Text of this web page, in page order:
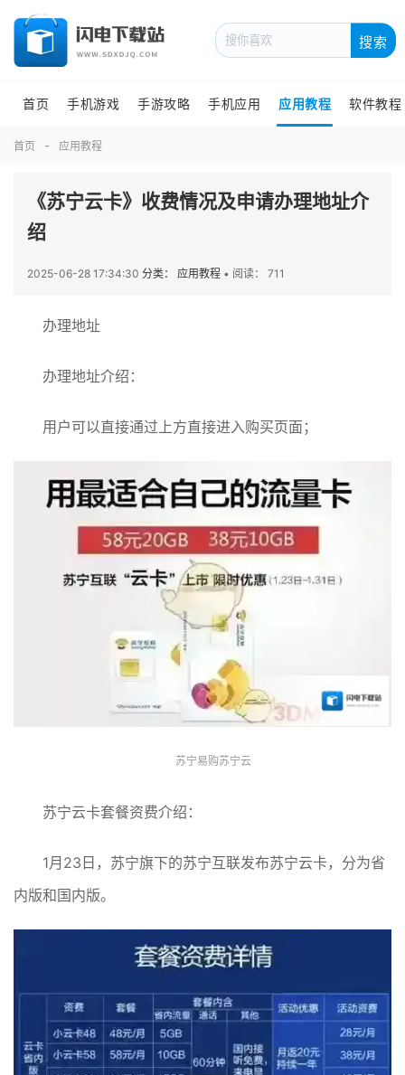
搜索
首页 手机游戏 手游攻略 手机应用 应用教程 软件教程
首页 应用教程
《苏宁云卡》收费情况及申请办理地址介
绍
2025-06-28 17:34:30 分类： 应用教程 • 阅读： 711
办理地址
办理地址介绍：
用户可以直接通过上方直接进入购买页面；
苏宁易购苏宁云
苏宁云卡套餐资费介绍：
1月23日，苏宁旗下的苏宁互联发布苏宁云卡，分为省
内版和国内版。